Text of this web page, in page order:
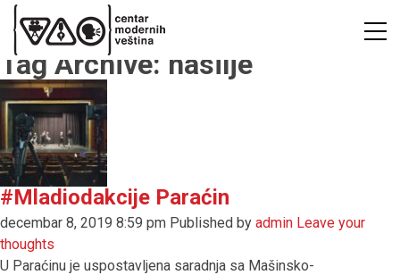
Tag Archive: nasilje
#Mladiodakcije Paraćin
decembar 8, 2019 8:59 pm Published by admin Leave your
thoughts
U Paraćinu je uspostavljena saradnja sa Mašinsko-